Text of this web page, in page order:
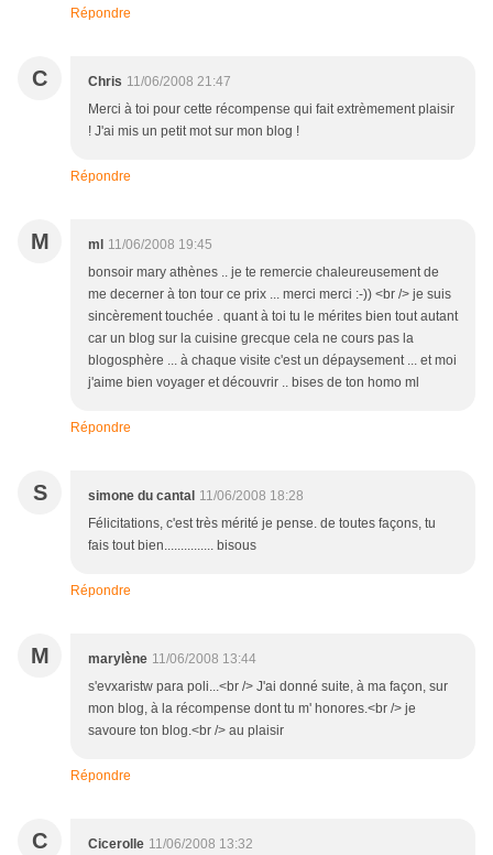
Répondre
C Chris 11/06/2008 21:47
Merci à toi pour cette récompense qui fait extrèmement plaisir
! J'ai mis un petit mot sur mon blog !
Répondre
M ml
11/06/2008 19:45
bonsoir mary athènes .. je te remercie chaleureusement de
me decerner à ton tour ce prix ... merci merci :-)) <br /> je suis
sincèrement touchée . quant à toi tu le mérites bien tout autant
car un blog sur la cuisine grecque cela ne cours pas la
blogosphère ... à chaque visite c'est un dépaysement ... et moi
j'aime bien voyager et découvrir .. bises de ton homo ml
Répondre
S simone du cantal 11/06/2008 18:28
Félicitations, c'est très mérité je pense. de toutes façons, tu
fais tout bien............... bisous
Répondre
M marylène 11/06/2008 13:44
s'evxaristw para poli...<br /> J'ai donné suite, à ma façon, sur
mon blog, à la récompense dont tu m' honores.<br /> je
savoure ton blog.<br /> au plaisir
Répondre
C Cicerolle 11/06/2008 13:32